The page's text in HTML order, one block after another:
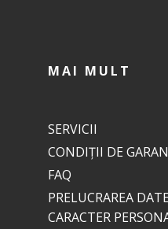
MAI MULT
SERVICII
CONDIȚII DE
FAQ
PRELUCRAREA
CARACTER